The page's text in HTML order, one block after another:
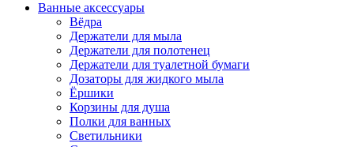
Ванные аксессуары
Вёдра
Держатели для мыла
Держатели для полотенец
Держатели для туалетной бумаги
Дозаторы для жидкого мыла
Ёршики
Корзины для душа
Полки для ванных
Светильники